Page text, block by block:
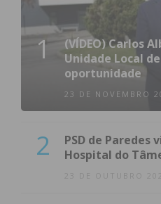
1
(VÍDEO) Carlos
Unidade Local
oportunidade
23 DE NOVEMBRO
2
PSD de Paredes
Hospital do
23 DE OUTUBRO